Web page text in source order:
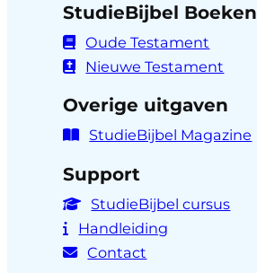
StudieBijbel Boeken
Oude Testament
Nieuwe Testament
Overige uitgaven
StudieBijbel Magazine
Support
StudieBijbel cursus
Handleiding
Contact